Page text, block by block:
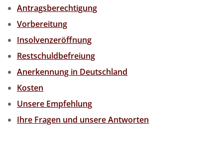
Antragsberechtigung
Vorbereitung
Insolvenzeröffnung
Restschuldbefreiung
Anerkennung in Deutschland
Kosten
Unsere Empfehlung
Ihre Fragen und unsere Antworten